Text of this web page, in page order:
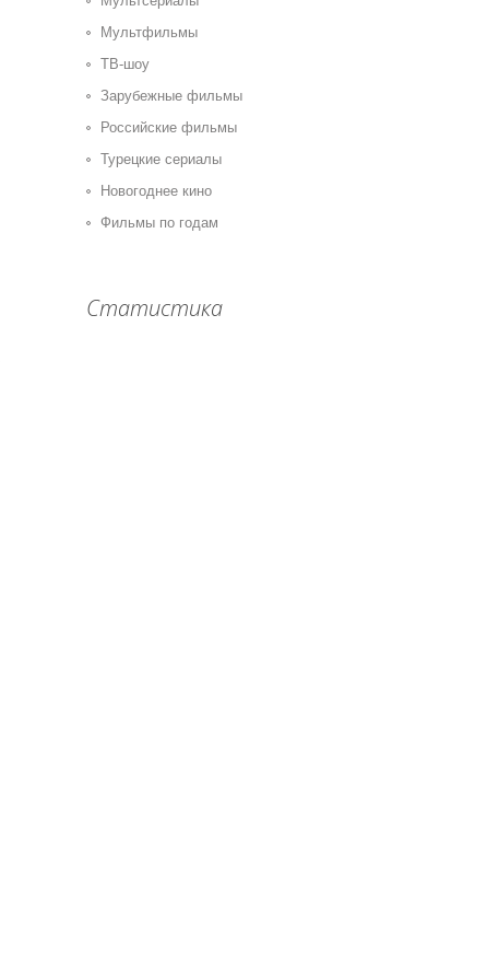
Мультфильмы
ТВ-шоу
Зарубежные фильмы
Российские фильмы
Турецкие сериалы
Новогоднее кино
Фильмы по годам
Статистика